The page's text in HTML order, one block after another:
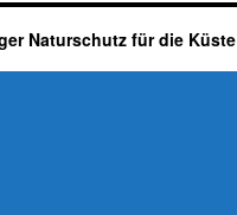
Naturschutz für die Küste